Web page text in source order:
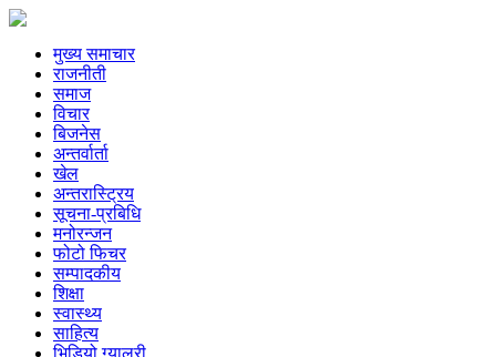
मुख्य समाचार
राजनीती
समाज
विचार
बिजनेस
अन्तर्वार्ता
खेल
अन्तरास्ट्रिय
सूचना-प्रबिधि
मनोरन्जन
फोटो फिचर
सम्पादकीय
शिक्षा
स्वास्थ्य
साहित्य
भिडियो ग्यालरी